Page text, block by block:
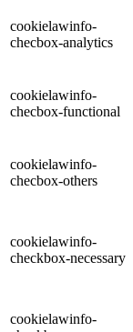
cookielawinfo-
checbox-analytics
cookielawinfo-
checbox-functional
cookielawinfo-
checbox-others
cookielawinfo-
checkbox-necessary
cookielawinfo-